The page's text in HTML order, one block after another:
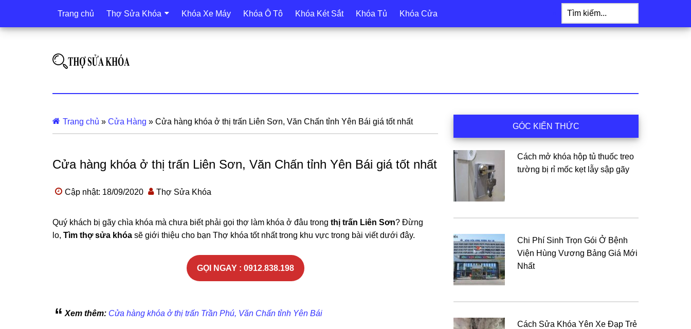
Trang chủ Thợ Sửa Khóa Khóa Xe Máy Khóa Ô Tô Khóa Két Sắt Khóa Tủ Khóa Cửa
Tìm
kiếm...
Trang chủ » Cửa Hàng » Cửa hàng khóa ở thị trấn Liên Sơn, Văn Chấn tỉnh Yên Bái giá tốt nhất
Cửa hàng khóa ở thị trấn Liên Sơn, Văn Chấn tỉnh Yên Bái giá tốt nhất
Cập nhật: 18/09/2020 Thợ Sửa Khóa
Quý khách bị gãy chìa khóa mà chưa biết phải gọi thợ làm khóa ở đâu trong thị trấn Liên Sơn? Đừng
lo, Tìm thợ sửa khóa sẽ giới thiệu cho bạn Thợ khóa tốt nhất trong khu vực trong bài viết dưới đây.
GỌI NGAY : 0912.838.198
Xem thêm: Cửa hàng khóa ở thị trấn Trần Phú, Văn Chấn tỉnh Yên Bái
chính
GÓC KIẾN THỨC
Cách mở khóa hộp tủ thuốc treo
tường bị rỉ mốc kẹt lẫy sập gãy
Chi Phí Sinh Trọn Gói Ở Bệnh
Viện Hùng Vương Bảng Giá Mới
Nhất
Cách Sửa Khóa Yên Xe Đạp Trẻ